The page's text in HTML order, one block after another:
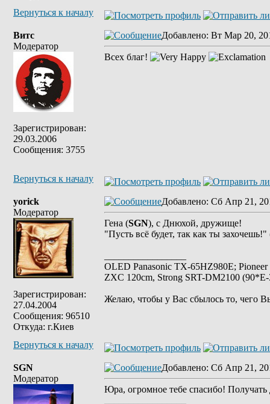
Вернуться к началу
Витс
Модератор
Зарегистрирован:
29.03.2006
Сообщения: 3755
Добавлено: Вт Мар 20,
Всех благ!
Вернуться к началу
yorick
Модератор
Зарегистрирован:
27.04.2004
Сообщения: 96510
Откуда: г.Киев
Добавлено: Сб Апр 21,
Гена (SGN), с Днюхой, дружище!
"Пусть всё будет, так как ты захочешь!"
OLED Panasonic TX-65HZ980E;
ZXC 120cm, Strong SRT-DM2100
Желаю, чтобы у Вас сбылось то, чего
Вернуться к началу
SGN
Модератор
Добавлено: Сб Апр 21,
Юра, огромное тебе спасибо! Получать